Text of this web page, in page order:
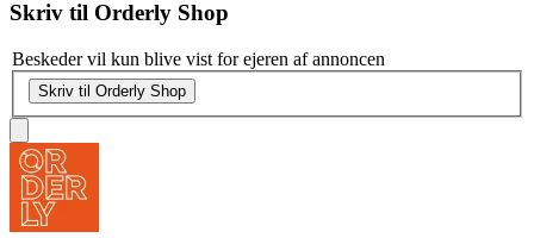
Skriv til Orderly Shop
Beskeder vil kun blive vist for ejeren af annoncen
Skriv til Orderly Shop